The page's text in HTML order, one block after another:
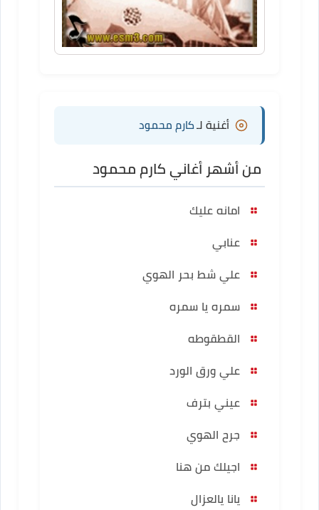
أغنية لـكارم محمود
من أشهر أغاني كارم محمود
امانه عليك
عنابي
علي شط بحر الهوي
سمره يا سمره
القطقوطه
علي ورق الورد
عيني بترف
جرح الهوي
اجيلك من هنا
يانا يالعزال